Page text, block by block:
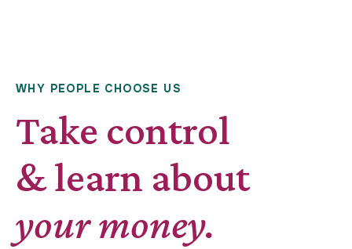
WHY PEOPLE CHOOSE US
Take control
& learn about
your money.